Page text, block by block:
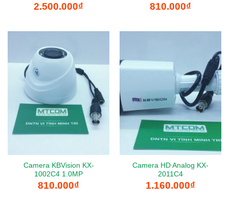
2.500.000₫ 810.000₫
Camera KBVision KX-
1002C4 1.0MP
810.000₫
Camera HD Analog KX-
2011C4
1.160.000₫